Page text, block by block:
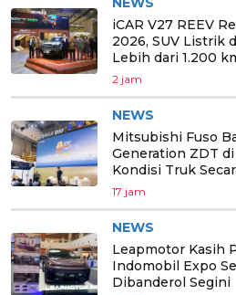
iCAR V27 REEV
2026, SUV Listrik
Lebih dari 1.200
2 jam
NEWS
Mitsubishi Fuso
Generation ZDT
Kondisi Truk
17 jam
NEWS
Leapmotor Kasih
Indomobil Expo
Dibanderol Segini